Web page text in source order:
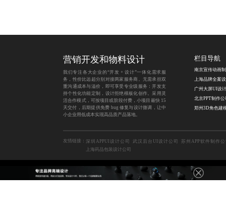
营销开发和物料设计
我们专注各大企业的“开发 + 设计”一体化需求服
务，性价比远超分别对接两家服务商。无需承担双
重沟通成本与溢价，即可享受专业级服务：开发支
持个性化功能定制，设计拒绝模板化创作。采用灵
活合作模式，可按项目或阶段付费，小项目最快 15
天交付，后期提供免费 bug 修复与设计微调，让中
小企业用低成本实现高品质产品落地。
栏目导航
北京PPT制作公
友情链接： 深圳APPUI设计公司 武汉后台UI设计公司
苏州APP软件制作
上海药品包装设计公司
Copyright © 2014-2026 成都蓝橙互动科技有限公司
地区合集： 微信小程序定制开发 太原城市旅游地图设计 温州快递袋包装设计 柳州公众